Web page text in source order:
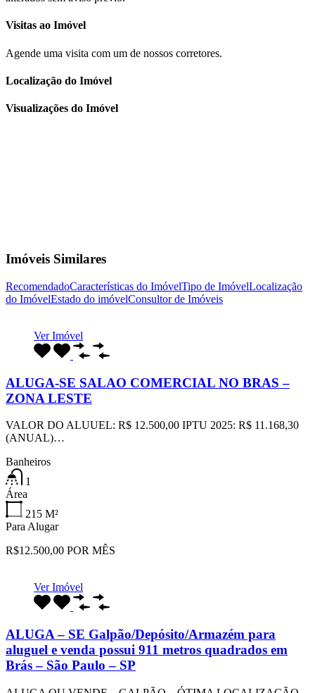
Visitas ao Imóvel
Agende uma visita com um de nossos corretores.
Localização do Imóvel
Visualizações do Imóvel
Imóveis Similares
RecomendadoCaracterísticas do ImóvelTipo de ImóvelLocalização
do ImóvelEstado do imóvelConsultor de Imóveis
Ver Imóvel
ALUGA-SE SALAO COMERCIAL NO BRAS –
ZONA LESTE
VALOR DO ALUUEL: R$ 12.500,00 IPTU 2025: R$ 11.168,30
(ANUAL)…
Banheiros
1
Área
215 M²
Para Alugar
R$12.500,00 POR MÊS
Ver Imóvel
ALUGA – SE Galpão/Depósito/Armazém para
aluguel e venda possui 911 metros quadrados em
Brás – São Paulo – SP